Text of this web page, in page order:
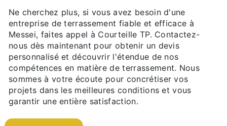
Ne cherchez plus, si vous avez besoin d'une
entreprise de terrassement fiable et efficace à
Messei, faites appel à Courteille TP. Contactez-
nous dès maintenant pour obtenir un devis
personnalisé et découvrir l'étendue de nos
compétences en matière de terrassement. Nous
sommes à votre écoute pour concrétiser vos
projets dans les meilleures conditions et vous
garantir une entière satisfaction.